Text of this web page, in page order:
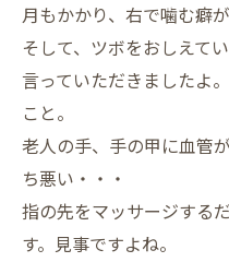
月もかかり、右で噛む癖
そして、ツボをおしえて
言っていただきましたよ
こと。
老人の手、手の甲に血管
ち悪い・・・
指の先をマッサージする
す。見事ですよね。